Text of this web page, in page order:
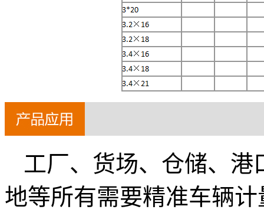
工厂、货场、仓储、
地等所有需要精准车辆